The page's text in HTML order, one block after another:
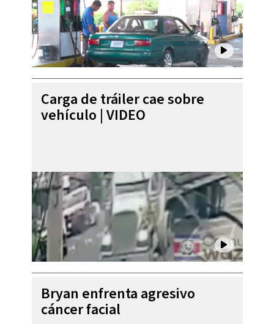
Carga de tráiler cae sobre
vehículo | VIDEO
Bryan enfrenta agresivo
cáncer facial